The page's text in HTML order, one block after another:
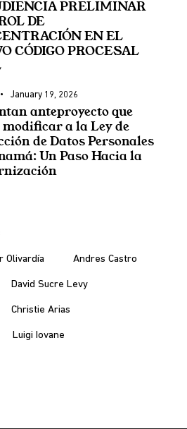
PRELIMINAR
DE
EN EL
CÓDIGO PROCESAL
January 19, 2026
anteproyecto que
modificar a la Ley de
de Datos Personales
Un Paso Hacia la
Olivardía Andres Castro
David Sucre Levy
Christie Arias
Luigi Iovane